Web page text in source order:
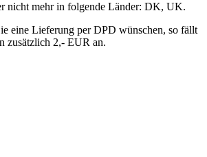
nicht mehr in folgende Länder: DK, UK.
eine Lieferung per DPD wünschen, so fällt
zusätzlich 2,- EUR an.